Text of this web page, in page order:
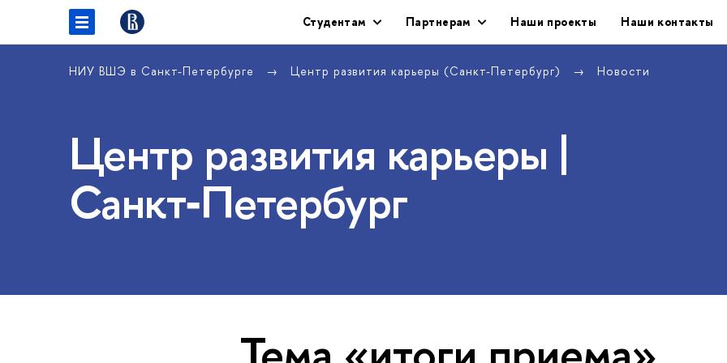
Студентам Партнерам Наши проекты Наши контакты
НИУ ВШЭ в Санкт-Петербурге Центр развития карьеры (Санкт-Петербург) Новости
Центр развития карьеры |
Санкт‑Петербург